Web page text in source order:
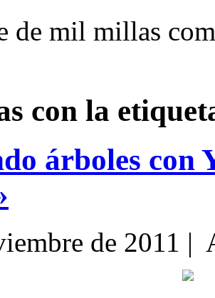
de mil millas
con la
árboles con
de 2011 |